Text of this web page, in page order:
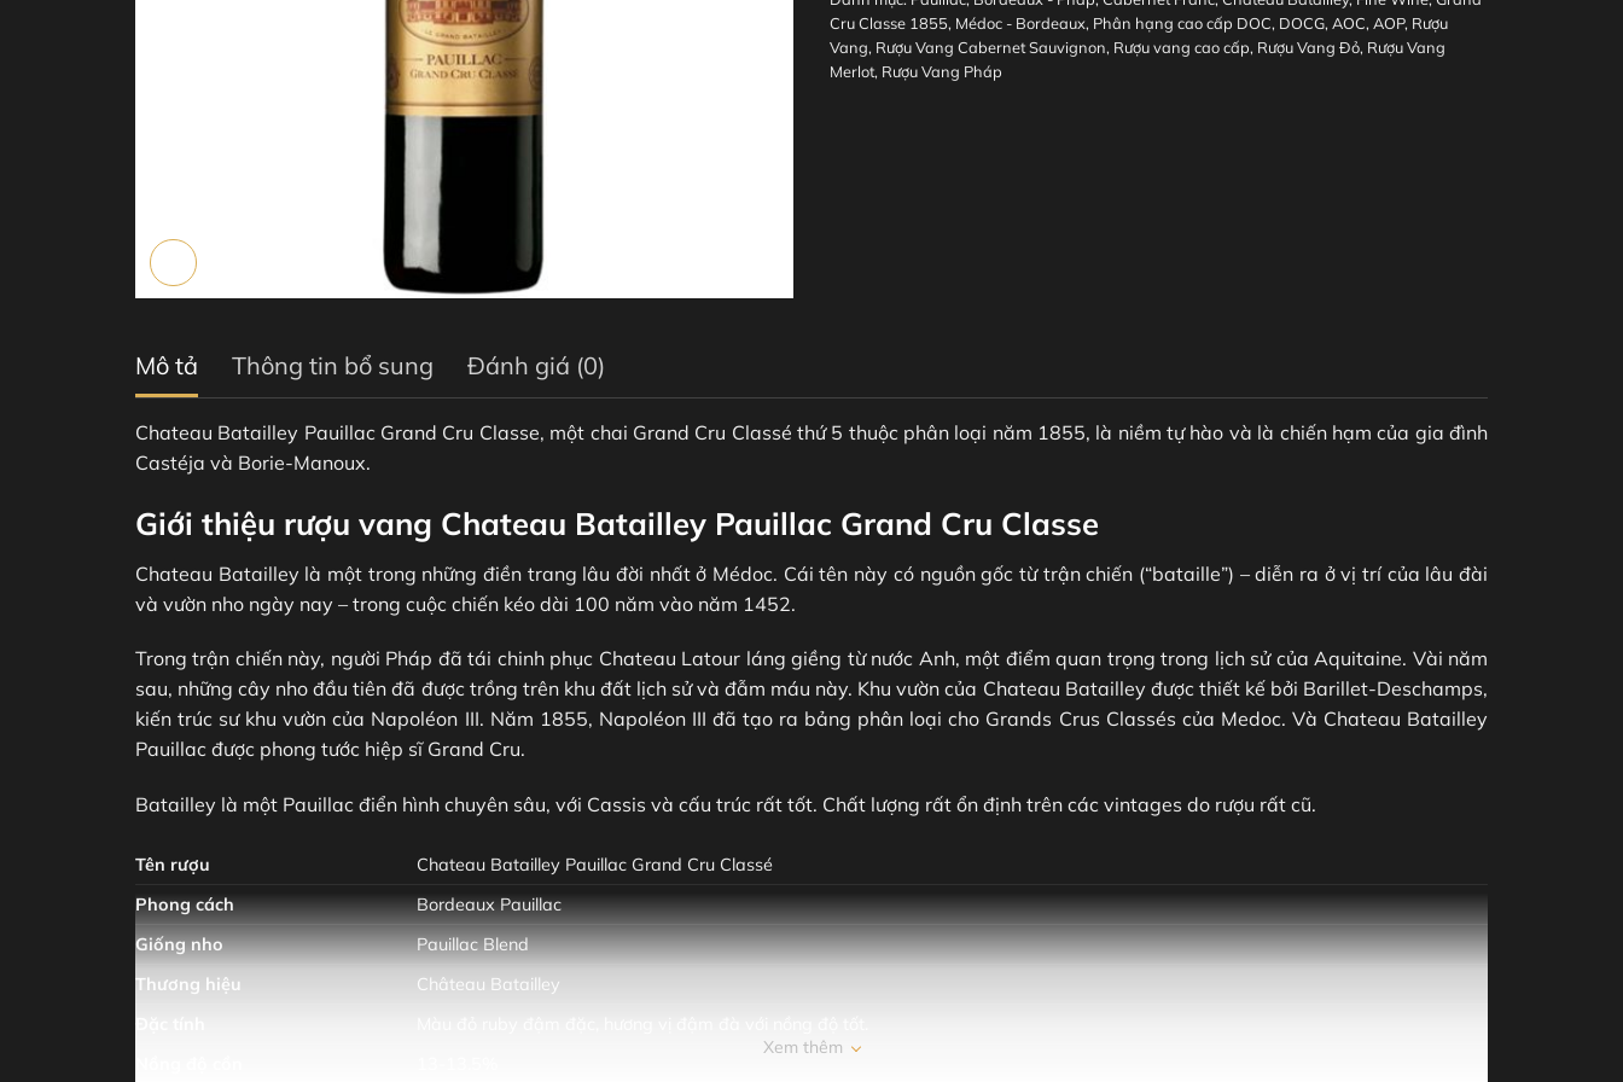
Cru Classe 1855, Médoc - Bordeaux, Phân hạng cao cấp DOC, DOCG, AOC, AOP, Rượu
Vang, Rượu Vang Cabernet Sauvignon, Rượu vang cao cấp, Rượu Vang Đỏ, Rượu Vang
Merlot, Rượu Vang Pháp
Mô tả Thông tin bổ sung Đánh giá (0)
Chateau Batailley Pauillac Grand Cru Classe, một chai Grand Cru Classé thứ 5 thuộc phân loại năm 1855, là niềm tự hào và là chiến hạm của gia đình
Castéja và Borie-Manoux.
Giới thiệu rượu vang Chateau Batailley Pauillac Grand Cru Classe
Chateau Batailley là một trong những điền trang lâu đời nhất ở Médoc. Cái tên này có nguồn gốc từ trận chiến (“bataille”) – diễn ra ở vị trí của lâu đài
và vườn nho ngày nay – trong cuộc chiến kéo dài 100 năm vào năm 1452.
Trong trận chiến này, người Pháp đã tái chinh phục Chateau Latour láng giềng từ nước Anh, một điểm quan trọng trong lịch sử của Aquitaine. Vài năm
sau, những cây nho đầu tiên đã được trồng trên khu đất lịch sử và đẫm máu này. Khu vườn của Chateau Batailley được thiết kế bởi Barillet-Deschamps,
kiến ​​trúc sư khu vườn của Napoléon III. Năm 1855, Napoléon III đã tạo ra bảng phân loại cho Grands Crus Classés của Medoc. Và Chateau Batailley
Pauillac được phong tước hiệp sĩ Grand Cru.
Batailley là một Pauillac điển hình chuyên sâu, với Cassis và cấu trúc rất tốt. Chất lượng rất ổn định trên các vintages do rượu rất cũ.
Tên rượu
Chateau Batailley Pauillac Grand Cru Classé
Phong cách
Bordeaux Pauillac
Giống nho
Pauillac Blend
Thương hiệu
Château Batailley
Xem thêm